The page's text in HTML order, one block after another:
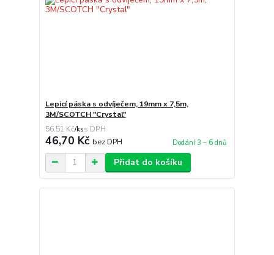
Lepicí páska s odvíječem, 19mm x 7,5m,
3M/SCOTCH "Crystal"
56,51 Kč/ks
46,70 Kč bez DPH Dodání 3 – 6 dnů
Přidat do košíku